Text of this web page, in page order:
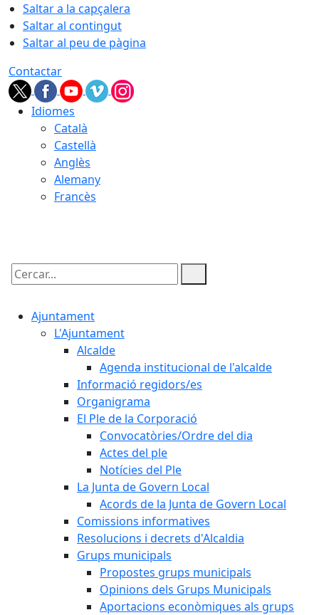
Saltar a la capçalera
Saltar al contingut
Saltar al peu de pàgina
Contactar
Idiomes
Català
Castellà
Anglès
Alemany
Francès
Cercar:
Ajuntament
L'Ajuntament
Alcalde
Agenda institucional de l'alcalde
Informació regidors/es
Organigrama
El Ple de la Corporació
Convocatòries/Ordre del dia
Actes del ple
Notícies del Ple
La Junta de Govern Local
Acords de la Junta de Govern Local
Comissions informatives
Resolucions i decrets d'Alcaldia
Grups municipals
Propostes grups municipals
Opinions dels Grups Municipals
Aportacions econòmiques als grups